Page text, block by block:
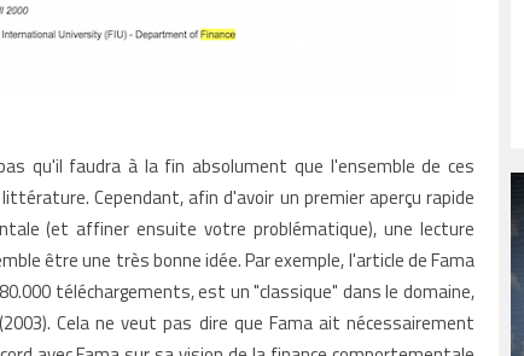
qu'il faudra à la fin absolument que l'ensemble de ces
Cependant, afin d'avoir un premier aperçu rapide
(et affiner ensuite votre problématique), une lecture
être une très bonne idée. Par exemple, l'article de Fama
téléchargements, est un "classique" dans le domaine,
Cela ne veut pas dire que Fama ait nécessairement